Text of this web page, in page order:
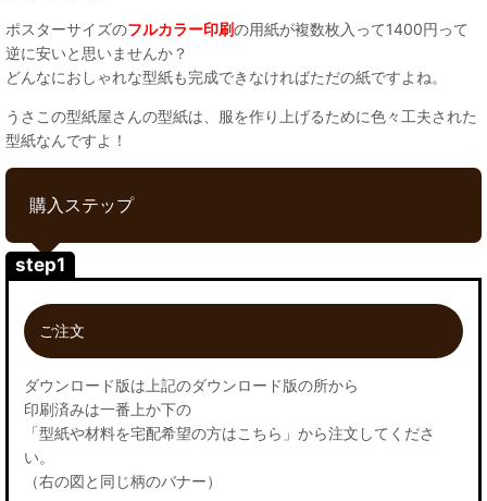
ポスターサイズのフルカラー印刷の用紙が複数枚入って1400円って
逆に安いと思いませんか？
どんなにおしゃれな型紙も完成できなければただの紙ですよね。
うさこの型紙屋さんの型紙は、服を作り上げるために色々工夫された
型紙なんですよ！
購入ステップ
step1
ご注文
ダウンロード版は上記のダウンロード版の所から
印刷済みは一番上か下の
「型紙や材料を宅配希望の方はこちら」から注文してくださ
い。
（右の図と同じ柄のバナー）